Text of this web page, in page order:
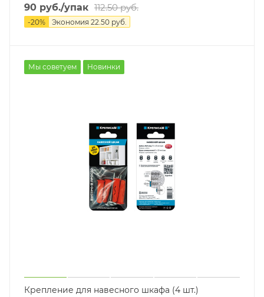
90 руб./упак 112.50руб.
-20% Экономия 22.50 руб.
Мы советуем Новинки
Крепление для навесного шкафа (4 шт.)